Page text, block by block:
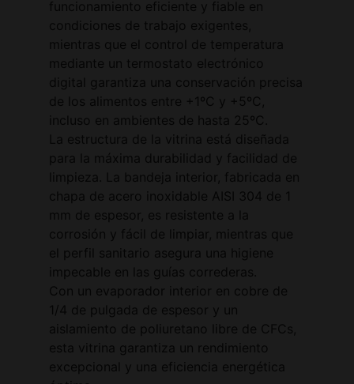
funcionamiento eficiente y fiable en
condiciones de trabajo exigentes,
mientras que el control de temperatura
mediante un termostato electrónico
digital garantiza una conservación precisa
de los alimentos entre +1ºC y +5ºC,
incluso en ambientes de hasta 25ºC.
La estructura de la vitrina está diseñada
para la máxima durabilidad y facilidad de
limpieza. La bandeja interior, fabricada en
chapa de acero inoxidable AISI 304 de 1
mm de espesor, es resistente a la
corrosión y fácil de limpiar, mientras que
el perfil sanitario asegura una higiene
impecable en las guías correderas.
Con un evaporador interior en cobre de
1/4 de pulgada de espesor y un
aislamiento de poliuretano libre de CFCs,
esta vitrina garantiza un rendimiento
excepcional y una eficiencia energética